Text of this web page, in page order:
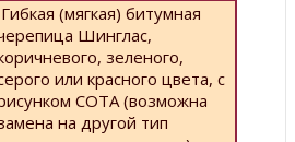
Гибкая (мягкая) битумная
Шинглас,
зеленого,
или красного цвета, с
СОТА (возможна
на другой тип